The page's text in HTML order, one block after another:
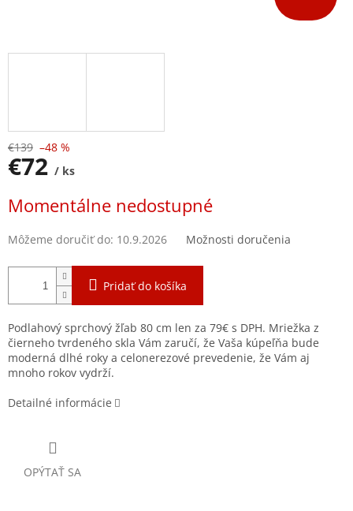
€139 –48 %
€72 / ks
cena:
Momentálne nedostupné
Môžeme doručiť do: 10.9.2026 Možnosti doručenia
Pridať do košíka
Podlahový sprchový žľab 80 cm len za 79€ s DPH. Mriežka z
čierneho tvrdeného skla Vám zaručí, že Vaša kúpeľňa bude
moderná dlhé roky a celonerezové prevedenie, že Vám aj
mnoho rokov vydrží.
Detailné informácie
OPÝTAŤ SA